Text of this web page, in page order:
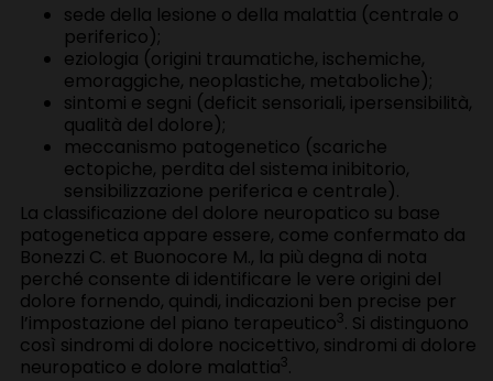
sede della lesione o della malattia (centrale o
periferico);
eziologia (origini traumatiche, ischemiche,
emoraggiche, neoplastiche, metaboliche);
sintomi e segni (deficit sensoriali, ipersensibilità,
qualità del dolore);
meccanismo patogenetico (scariche
ectopiche, perdita del sistema inibitorio,
sensibilizzazione periferica e centrale).
La classificazione del dolore neuropatico su base
patogenetica appare essere, come confermato da
Bonezzi C. et Buonocore M., la più degna di nota
perché consente di identificare le vere origini del
dolore fornendo, quindi, indicazioni ben precise per
l’impostazione del piano terapeutico3. Si distinguono
così sindromi di dolore nocicettivo, sindromi di dolore
neuropatico e dolore malattia3.